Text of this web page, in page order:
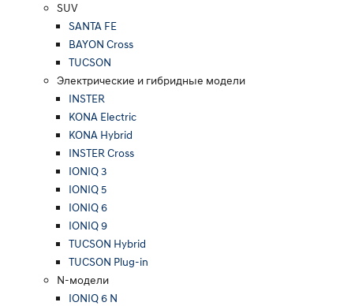
SUV
SANTA FE
BAYON Cross
TUCSON
Электрические и гибридные модели
INSTER
KONA Electric
KONA Hybrid
INSTER Cross
IONIQ 3
IONIQ 5
IONIQ 6
IONIQ 9
TUCSON Hybrid
TUCSON Plug-in
N-модели
IONIQ 6 N